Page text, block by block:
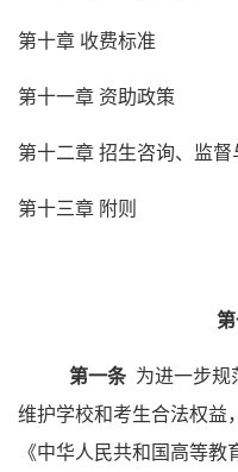
第十章 收费标准
第十一章 资助政策
第十二章 招生咨询、监督
第十三章 附则
第一条 为进一步规
维护学校和考生合法权益
《中华人民共和国高等